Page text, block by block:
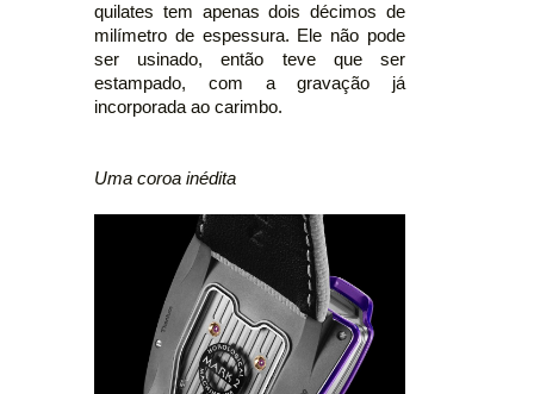
quilates tem apenas dois décimos de
milímetro de espessura. Ele não pode
ser usinado, então teve que ser
estampado, com a gravação já
incorporada ao carimbo.
Uma coroa inédita